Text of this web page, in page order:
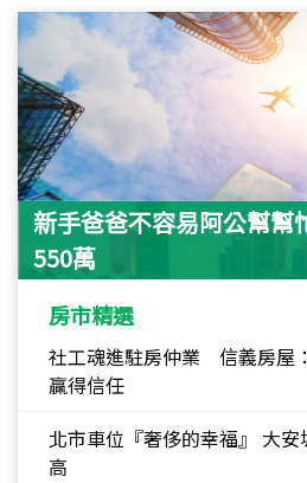
新手爸爸不容易阿公幫幫
550萬
房市精選
社工魂進駐房仲業 信義房屋
贏得信任
北市車位『奢侈的幸福』 大
高